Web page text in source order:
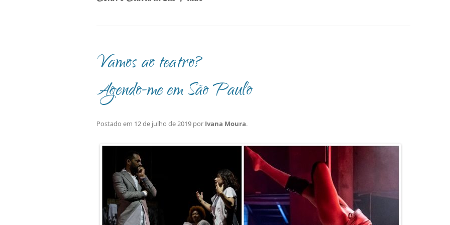
Vamos ao teatro?
Agendo-me em São Paulo
Postado em 12 de julho de 2019 por Ivana Moura.